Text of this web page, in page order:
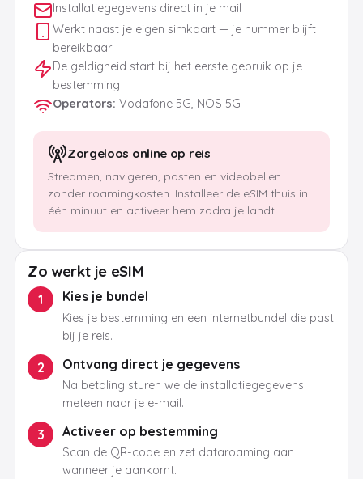
Installatiegegevens direct in je mail
Werkt naast je eigen simkaart — je nummer blijft
bereikbaar
De geldigheid start bij het eerste gebruik op je
bestemming
Operators: Vodafone 5G, NOS 5G
Zorgeloos online op reis
Streamen, navigeren, posten en videobellen
zonder roamingkosten. Installeer de eSIM thuis in
één minuut en activeer hem zodra je landt.
Zo werkt je eSIM
1 Kies je bundel
Kies je bestemming en een internetbundel die past
bij je reis.
2 Ontvang direct je gegevens
Na betaling sturen we de installatiegegevens
meteen naar je e-mail.
3 Activeer op bestemming
Scan de QR-code en zet dataroaming aan
wanneer je aankomt.